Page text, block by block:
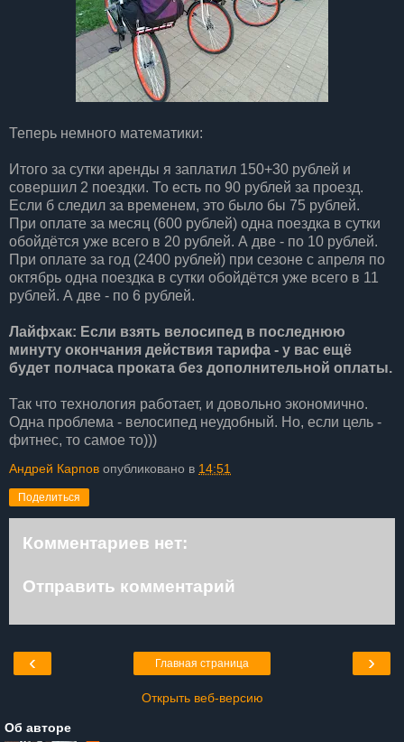
Теперь немного математики:
Итого за сутки аренды я заплатил 150+30 рублей и
совершил 2 поездки. То есть по 90 рублей за проезд.
Если б следил за временем, это было бы 75 рублей.
При оплате за месяц (600 рублей) одна поездка в сутки
обойдётся уже всего в 20 рублей. А две - по 10 рублей.
При оплате за год (2400 рублей) при сезоне с апреля по
октябрь одна поездка в сутки обойдётся уже всего в 11
рублей. А две - по 6 рублей.
Лайфхак: Если взять велосипед в последнюю
минуту окончания действия тарифа - у вас ещё
будет полчаса проката без дополнительной оплаты.
Так что технология работает, и довольно экономично.
Одна проблема - велосипед неудобный. Но, если цель -
фитнес, то самое то)))
Андрей Карпов опубликовано в 14:51
Поделиться
Комментариев нет:
Отправить комментарий
‹ ›
Главная страница
Открыть веб-версию
Об авторе